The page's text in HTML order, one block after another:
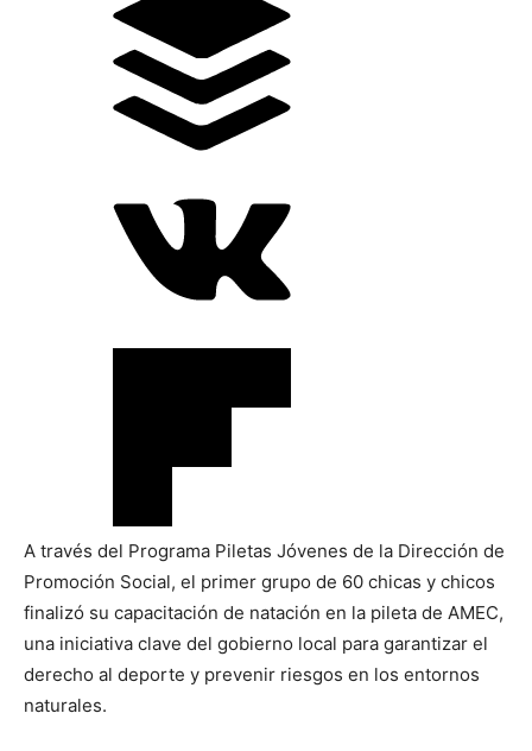
A través del Programa Piletas Jóvenes de la Dirección de
Promoción Social, el primer grupo de 60 chicas y chicos
finalizó su capacitación de natación en la pileta de AMEC,
una iniciativa clave del gobierno local para garantizar el
derecho al deporte y prevenir riesgos en los entornos
naturales.